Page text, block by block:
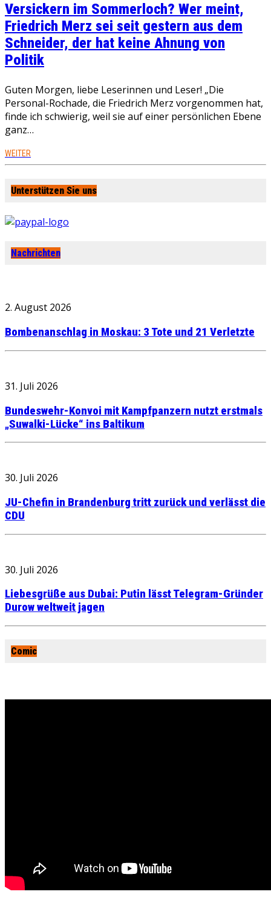
Versickern im Sommerloch? Wer meint,
Friedrich Merz sei seit gestern aus dem
Schneider, der hat keine Ahnung von
Politik
Guten Morgen, liebe Leserinnen und Leser! „Die
Personal-Rochade, die Friedrich Merz vorgenommen hat,
finde ich schwierig, weil sie auf einer persönlichen Ebene
ganz…
WEITER
Unterstützen Sie uns
Nachrichten
2. August 2026
Bombenanschlag in Moskau: 3 Tote und 21 Verletzte
31. Juli 2026
Bundeswehr-Konvoi mit Kampfpanzern nutzt erstmals
„Suwalki-Lücke“ ins Baltikum
30. Juli 2026
JU-Chefin in Brandenburg tritt zurück und verlässt die
CDU
30. Juli 2026
Liebesgrüße aus Dubai: Putin lässt Telegram-Gründer
Durow weltweit jagen
Comic